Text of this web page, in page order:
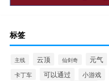
标签
主线 云顶 仙剑奇 元气
卡丁车 可以通过 小游戏